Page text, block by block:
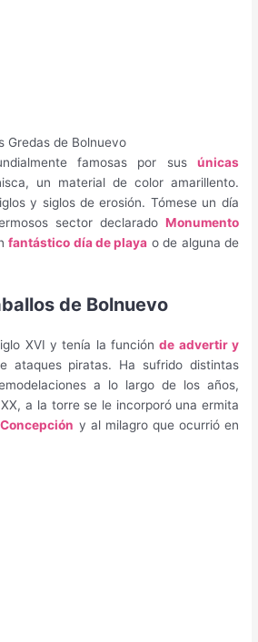
Gredas de Bolnuevo
famosas por sus únicas
un material de color amarillento.
y siglos de erosión. Tómese un día
sector declarado Monumento
fantástico día de playa o de alguna de
de Bolnuevo
XVI y tenía la funciónde advertir y
ataques piratas. Ha sufrido distintas
a lo largo de los años,
a la torre se le incorporó una ermita
y al milagro que ocurrió en